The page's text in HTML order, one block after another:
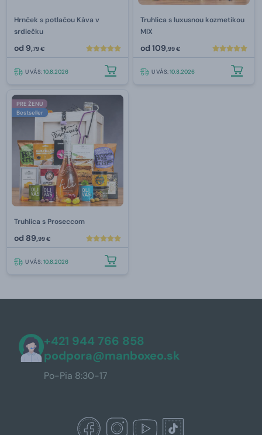
Hrnček s potlačou Káva v
srdiečku
od 9,79 €
U VÁS:10.8.2026
Truhlica s luxusnou kozmetikou
MIX
od 109,99 €
U VÁS:10.8.2026
PRE ŽENU
Bestseller
Truhlica s Proseccom
od 89,99 €
U VÁS:10.8.2026
+421 944 766 858
podpora@manboxeo.sk
Po-Pia 8:30-17